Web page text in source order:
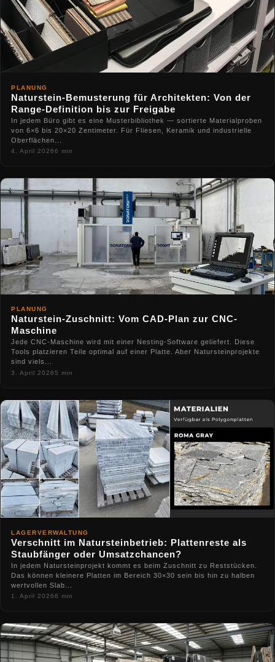
PLANUNG
Naturstein-Bemusterung für Architekten: Von der
Range-Definition bis zur Freigabe
In jedem Büro gibt es eine Musterbibliothek — sortierte Materialproben
von 6×6 bis 20×20 Zentimeter. Für Fliesen, Keramik und industrielle
Oberflächen...
4. April 20266 min
PLANUNG
Naturstein-Zuschnitt: Vom CAD-Plan zur CNC-
Maschine
Jede CNC-Maschine wird mit einer Nesting-Software geliefert. Diese
Tools platzieren Teile optimal auf einer Platte. Aber Natursteinprojekte
sind viels...
3. April 20265 min
LAGERVERWALTUNG
Verschnitt im Natursteinbetrieb: Plattenreste als
Staubfänger oder Umsatzchancen?
In jedem Natursteinprojekt kommt es beim Zuschnitt zu Reststücken.
Das können kleinere Platten im Bereich 30×30 sein bis hin zu halben
wertvollen Slab...
1. April 20266 min